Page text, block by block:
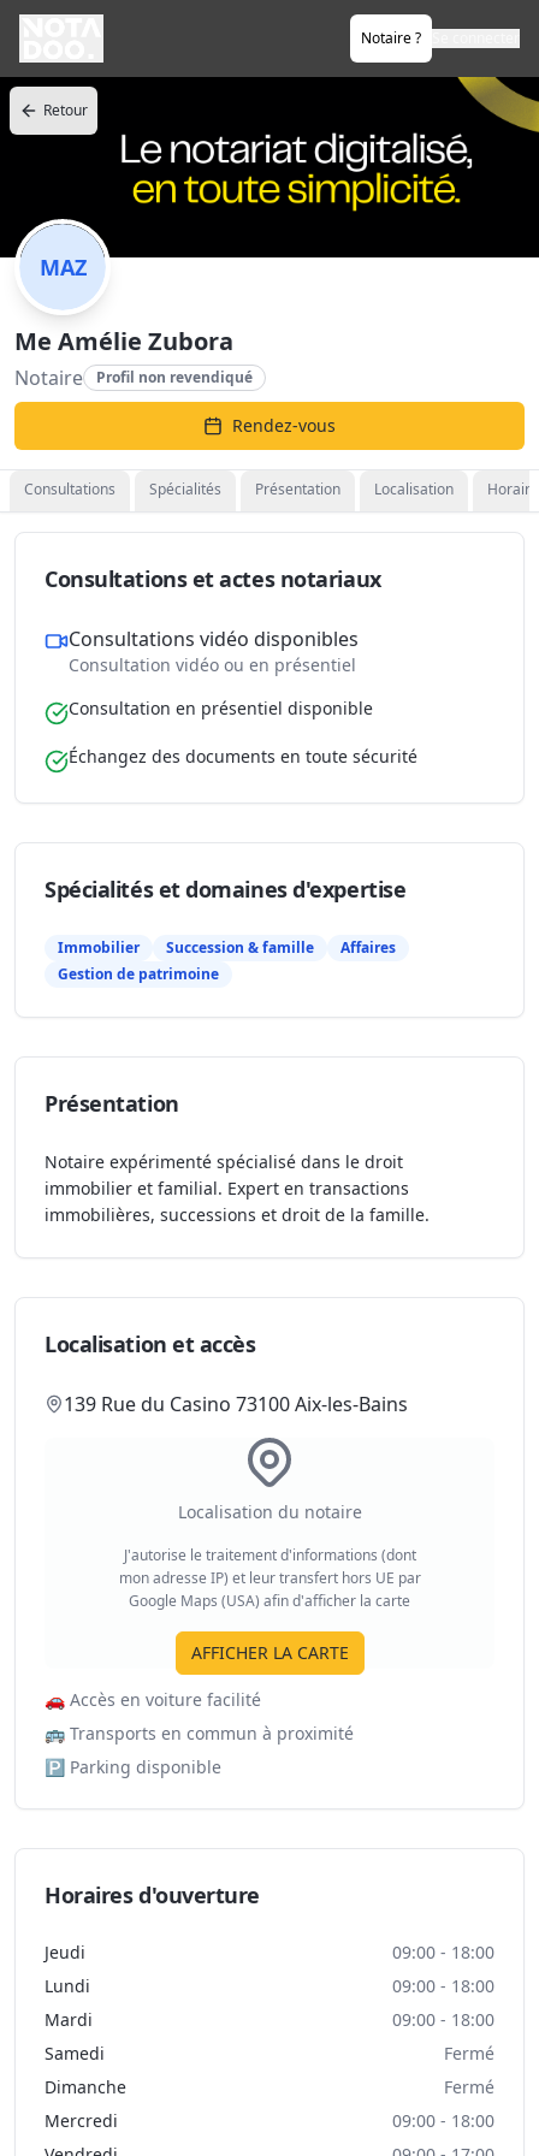
Notaire ?
Retour
MAZ
Me Amélie Zubora
Notaire Profil non revendiqué
Rendez-vous
Consultations Spécialités Présentation Localisation
Consultations et actes notariaux
Consultations vidéo disponibles
Consultation vidéo ou en présentiel
Consultation en présentiel disponible
Échangez des documents en toute sécurité
Spécialités et domaines d'expertise
Immobilier Succession & famille
Affaires
Gestion de patrimoine
Présentation
Notaire expérimenté spécialisé dans le droit
immobilier et familial. Expert en transactions
immobilières, successions et droit de la famille.
Localisation et accès
139 Rue du Casino 73100 Aix-les-Bains
Localisation du notaire
J'autorise le traitement d'informations (dont
mon adresse IP) et leur transfert hors UE par
Google Maps (USA) afin d'afficher la carte
AFFICHER LA CARTE
🚗 Accès en voiture facilité
🚌 Transports en commun à proximité
🅿️ Parking disponible
Horaires d'ouverture
Jeudi
09:00 - 18:00
Lundi
09:00 - 18:00
Mardi
09:00 - 18:00
Samedi
Fermé
Dimanche
Fermé
Mercredi
09:00 - 18:00